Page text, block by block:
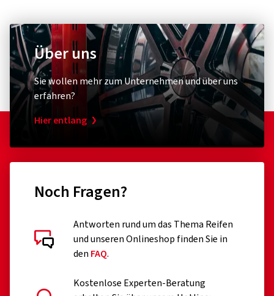
Über uns
Sie wollen mehr zum Unternehmen und über uns
erfahren?
Hier entlang
Noch Fragen?
Antworten rund um das Thema Reifen
und unseren Onlineshop finden Sie in
den FAQ.
Kostenlose Experten-Beratung